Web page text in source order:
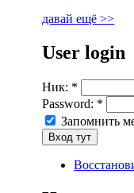
давай ещё >>
User login
Ник: *
Password: *
Запомнить